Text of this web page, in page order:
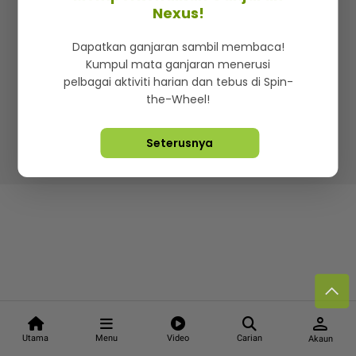
Utama Menu Video Carian
person
Akaun
Iklan di SMG360
Terma & Syarat Dasar Privasi
Lebih hot, viral dan sensasi
Hakcipta Terpelihara ©2026. Star Media Group Berhad
Nexus!
Dapatkan ganjaran sambil membaca!
Kumpul mata ganjaran menerusi
pelbagai aktiviti harian dan tebus di Spin-
the-Wheel!
Seterusnya